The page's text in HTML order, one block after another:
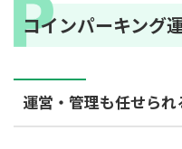
コインパーキング
運営・管理も任せられ